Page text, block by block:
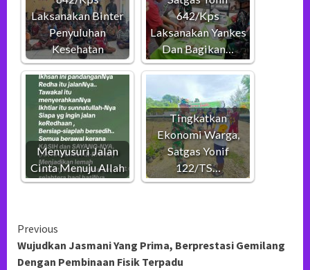
Laksanakan Binter
Penyuluhan
Kesehatan
642/Kps
Laksanakan Yankes
Dan Bagikan…
Menyusuri Jalan
Cinta Menuju Allah
Tingkatkan
Ekonomi Warga,
Satgas Yonif
122/TS…
Continue
Reading
Previous
Wujudkan Jasmani Yang Prima, Berprestasi Gemilang
Dengan Pembinaan Fisik Terpadu